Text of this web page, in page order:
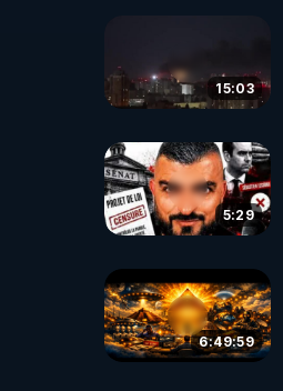
15:03
5:29
6:49:59